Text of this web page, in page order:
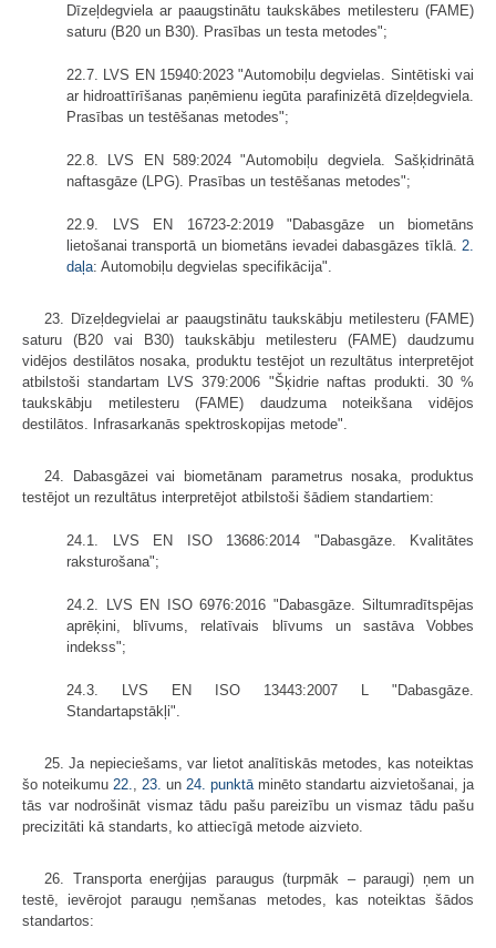
Dīzeļdegviela ar paaugstinātu taukskābes metilesteru (FAME)
saturu (B20 un B30). Prasības un testa metodes";
22.7. LVS EN 15940:2023 "Automobiļu degvielas. Sintētiski vai
ar hidroattīrīšanas paņēmienu iegūta parafinizētā dīzeļdegviela.
Prasības un testēšanas metodes";
22.8. LVS EN 589:2024 "Automobiļu degviela. Sašķidrinātā
naftasgāze (LPG). Prasības un testēšanas metodes";
22.9. LVS EN 16723-2:2019 "Dabasgāze un biometāns
lietošanai transportā un biometāns ievadei dabasgāzes tīklā. 2.
daļa: Automobiļu degvielas specifikācija".
23. Dīzeļdegvielai ar paaugstinātu taukskābju metilesteru (FAME)
saturu (B20 vai B30) taukskābju metilesteru (FAME) daudzumu
vidējos destilātos nosaka, produktu testējot un rezultātus interpretējot
atbilstoši standartam LVS 379:2006 "Šķidrie naftas produkti. 30 %
taukskābju metilesteru (FAME) daudzuma noteikšana vidējos
destilātos. Infrasarkanās spektroskopijas metode".
24. Dabasgāzei vai biometānam parametrus nosaka, produktus
testējot un rezultātus interpretējot atbilstoši šādiem standartiem:
24.1. LVS EN ISO 13686:2014 "Dabasgāze. Kvalitātes
raksturošana";
24.2. LVS EN ISO 6976:2016 "Dabasgāze. Siltumradītspējas
aprēķini, blīvums, relatīvais blīvums un sastāva Vobbes
indekss";
24.3. LVS EN ISO 13443:2007 L "Dabasgāze.
Standartapstākļi".
25. Ja nepieciešams, var lietot analītiskās metodes, kas noteiktas
šo noteikumu 22. 23. un 24. punktā minēto standartu aizvietošanai, ja
tās var nodrošināt vismaz tādu pašu pareizību un vismaz tādu pašu
precizitāti kā standarts, ko attiecīgā metode aizvieto.
26. Transporta enerģijas paraugus (turpmāk – paraugi) ņem un
testē, ievērojot paraugu ņemšanas metodes, kas noteiktas šādos
standartos: